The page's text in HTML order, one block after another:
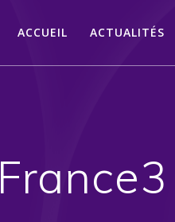
ACCUEIL ACTUALITÉS